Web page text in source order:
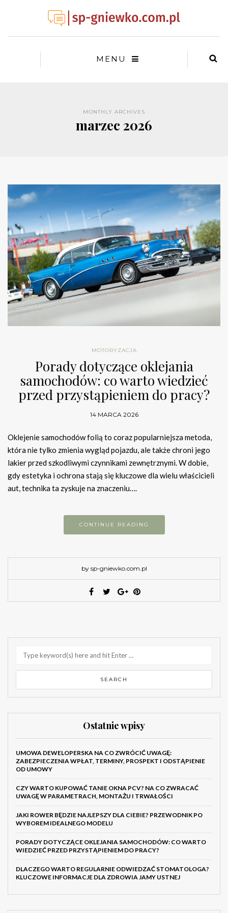
MENU
MONTHLY ARCHIVES
marzec 2026
MOTORYZACJA
Porady dotyczące oklejania
samochodów: co warto wiedzieć
przed przystąpieniem do pracy?
14 MARCA 2026
Oklejenie samochodów folią to coraz popularniejsza metoda,
która nie tylko zmienia wygląd pojazdu, ale także chroni jego
lakier przed szkodliwymi czynnikami zewnętrznymi. W dobie,
gdy estetyka i ochrona stają się kluczowe dla wielu właścicieli
aut, technika ta zyskuje na znaczeniu….
CONTINUE READING
by sp-gniewko.com.pl
Ostatnie wpisy
UMOWA DEWELOPERSKA NA CO ZWRÓCIĆ UWAGĘ:
ZABEZPIECZENIA WPŁAT, TERMINY, PROSPEKT I ODSTĄPIENIE
OD UMOWY
CZY WARTO KUPOWAĆ TANIE OKNA PCV? NA CO ZWRACAĆ
UWAGĘ W PARAMETRACH, MONTAŻU I TRWAŁOŚCI
JAKI ROWER BĘDZIE NAJLEPSZY DLA CIEBIE? PRZEWODNIK PO
WYBOREM IDEALNEGO MODELU
PORADY DOTYCZĄCE OKLEJANIA SAMOCHODÓW: CO WARTO
WIEDZIEĆ PRZED PRZYSTĄPIENIEM DO PRACY?
DLACZEGO WARTO REGULARNIE ODWIEDZAĆ STOMATOLOGA?
KLUCZOWE INFORMACJE DLA ZDROWIA JAMY USTNEJ